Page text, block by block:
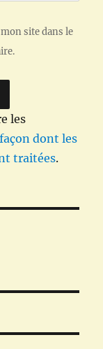
site dans le
les
dont les
traitées.